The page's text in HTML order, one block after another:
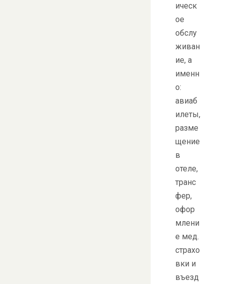
ическ
ое
обслу
живан
ие, а
именн
о:
авиаб
илеты,
разме
щение
в
отеле,
транс
фер,
офор
млени
е мед.
страхо
вки и
въезд